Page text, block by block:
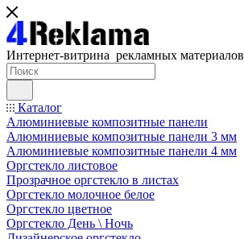
Интернет-витрина рекламных материалов
Каталог
Алюминиевые композитные панели
Алюминиевые композитные панели 3 мм
Алюминиевые композитные панели 4 мм
Оргстекло листовое
Прозрачное оргстекло в листах
Оргстекло молочное белое
Оргстекло цветное
Оргстекло День \ Ночь